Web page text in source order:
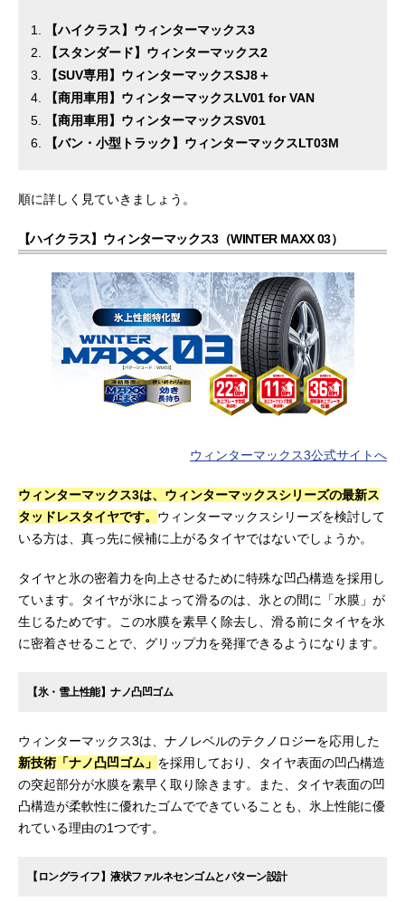
【ハイクラス】ウィンターマックス3
【スタンダード】ウィンターマックス2
【SUV専用】ウィンターマックスSJ8＋
【商用車用】ウィンターマックスLV01 for VAN
【商用車用】ウィンターマックスSV01
【バン・小型トラック】ウィンターマックスLT03M
順に詳しく見ていきましょう。
【ハイクラス】ウィンターマックス3（WINTER MAXX 03）
ウィンターマックス3公式サイトへ
ウィンターマックス3は、ウィンターマックスシリーズの最新ス
タッドレスタイヤです。 ウィンターマックスシリーズを検討して
いる方は、真っ先に候補に上がるタイヤではないでしょうか。
タイヤと氷の密着力を向上させるために特殊な凹凸構造を採用し
ています。タイヤが氷によって滑るのは、氷との間に「水膜」が
生じるためです。この水膜を素早く除去し、滑る前にタイヤを氷
に密着させることで、グリップ力を発揮できるようになります。
【氷・雪上性能】ナノ凸凹ゴム
ウィンターマックス3は、ナノレベルのテクノロジーを応用した
新技術「ナノ凸凹ゴム」 を採用しており、タイヤ表面の凹凸構造
の突起部分が水膜を素早く取り除きます。また、タイヤ表面の凹
凸構造が柔軟性に優れたゴムでできていることも、氷上性能に優
れている理由の1つです。
【ロングライフ】液状ファルネセンゴムとパターン設計